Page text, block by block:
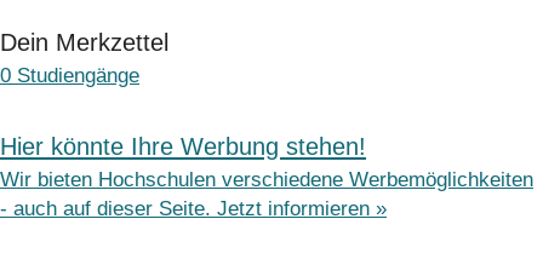
Dein Merkzettel
0 Studiengänge
Hier könnte Ihre Werbung stehen!
Wir bieten Hochschulen verschiedene Werbemöglichkeiten
- auch auf dieser Seite. Jetzt informieren »